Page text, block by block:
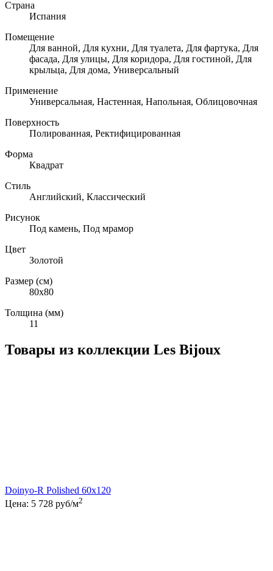
Страна
Испания
Помещение
Для ванной, Для кухни, Для туалета, Для фартука, Для
фасада, Для улицы, Для коридора, Для гостиной, Для
крыльца, Для дома, Универсальный
Применение
Универсальная, Настенная, Напольная, Облицовочная
Поверхность
Полированная, Ректифицированная
Форма
Квадрат
Стиль
Английский, Классический
Рисунок
Под камень, Под мрамор
Цвет
Золотой
Размер (см)
80х80
Толщина (мм)
11
Товары из коллекции Les Bijoux
Doinyo-R Polished 60x120
Цена: 5 728 руб/м2